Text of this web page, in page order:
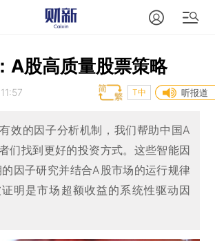
A股高质量股票策略
听报道
T中
效的因子分析机制，我们帮助中国A
们找到更好的投资方式。这些智能因
因子研究并结合A股市场的运行规律
明是市场超额收益的系统性驱动因